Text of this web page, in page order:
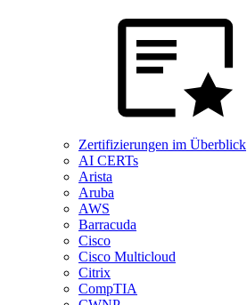
Zertifizierungen im Überblick
AI CERTs
Arista
Aruba
AWS
Barracuda
Cisco
Cisco Multicloud
Citrix
CompTIA